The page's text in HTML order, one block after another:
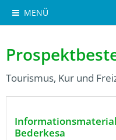
MENÜ
Tourismus, Kur und
Bederkesa